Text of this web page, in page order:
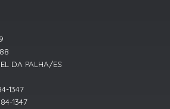
DA PALHA/ES
1347
1347